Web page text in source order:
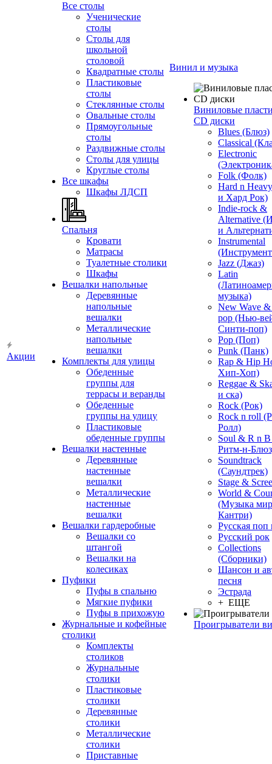
Акции
Все столы
Ученические
столы
Столы для
школьной
столовой
Квадратные столы
Пластиковые
столы
Стеклянные столы
Овальные столы
Прямоугольные
столы
Раздвижные столы
Столы для улицы
Круглые столы
Все шкафы
Шкафы ЛДСП
Спальня
Кровати
Матрасы
Туалетные столики
Шкафы
Вешалки напольные
Деревянные
напольные
вешалки
Металлические
напольные
вешалки
Комплекты для улицы
Обеденные
группы для
террасы и веранды
Обеденные
группы на улицу
Пластиковые
обеденные группы
Вешалки настенные
Деревянные
настенные
вешалки
Металлические
настенные
вешалки
Вешалки гардеробные
Вешалки со
штангой
Вешалки на
колесиках
Пуфики
Пуфы в спальню
Мягкие пуфики
Пуфы в прихожую
Журнальные и кофейные
столики
Комплекты
столиков
Журнальные
столики
Пластиковые
столики
Деревянные
столики
Металлические
столики
Приставные
Винил и музыка
Виниловые
CD диски
Blues (Блюз)
Classical
Electronic
Folk (Фолк)
Hard n
и Хард Рок)
Indie-rock &
Alternative
и
Instrumental
Jazz (Джаз)
Latin
музыка)
New Wave
pop (Нью-
Синти-поп)
Pop (Поп)
Punk (Панк)
Rap & Hip
Хип-Хоп)
Reggae &
и ска)
Rock (Рок)
Rock n roll
Ролл)
Soul & R n
Ритм-н-
Soundtrack
(Саундтрек)
Stage &
World &
(Музыка
Кантри)
Русская поп
Русский рок
Сollections
(Сборники)
Шансон и
песня
Эстрада
+ ЕЩЕ
Проигрыватели